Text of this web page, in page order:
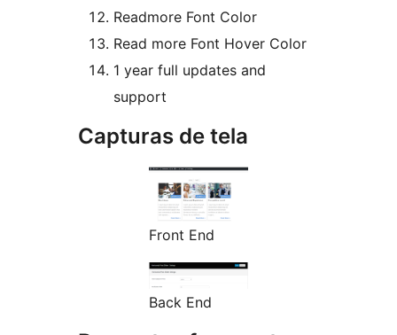
Readmore Font Color
Read more Font Hover Color
1 year full updates and
support
Capturas de tela
Front End
Back End